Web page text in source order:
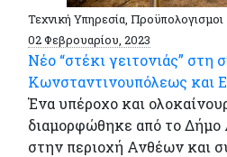
Τεχνική Υπηρεσία,
02 Φεβρουαρίου, 2023
Νέο “στέκι γειτονιάς”
Κωνσταντινουπόλεως και
Ένα υπέροχο και
διαμορφώθηκε από το Δήμο
στην περιοχή Ανθέων και